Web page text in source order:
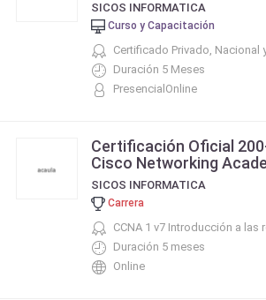
SICOS INFORMATICA
Curso y Capacitación
Certificado Privado, Nacional
Duración 5 Meses
PresencialOnline
Certificación Oficial
Cisco Networking
SICOS INFORMATICA
Carrera
CCNA 1 v7 Introducción a las
Duración 5 meses
Online